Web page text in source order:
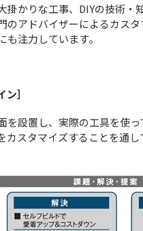
かりな工事、DIYの技術・
のアドバイザーによるカス
注力しています。
］
を設置し、実際の工具を使
スタマイズすることを通